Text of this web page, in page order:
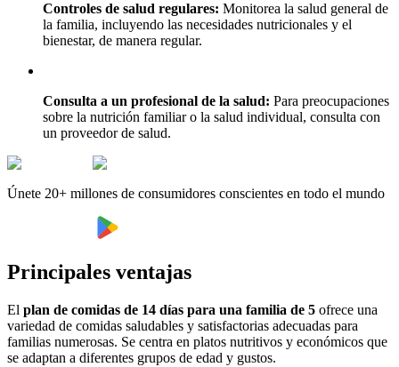
Controles de salud regulares: Monitorea la salud general de
la familia, incluyendo las necesidades nutricionales y el
bienestar, de manera regular.
Consulta a un profesional de la salud: Para preocupaciones
sobre la nutrición familiar o la salud individual, consulta con
un proveedor de salud.
Únete 20+ millones de consumidores conscientes en todo el mundo
Principales ventajas
El plan de comidas de 14 días para una familia de 5 ofrece una
variedad de comidas saludables y satisfactorias adecuadas para
familias numerosas. Se centra en platos nutritivos y económicos que
se adaptan a diferentes grupos de edad y gustos.